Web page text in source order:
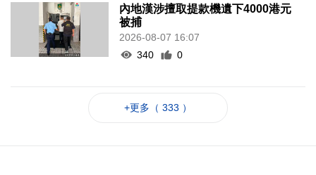
內地漢涉擅取提款機遺下4000港元
被捕
2026-08-07 16:07
340
0
+更多（ 333 ）